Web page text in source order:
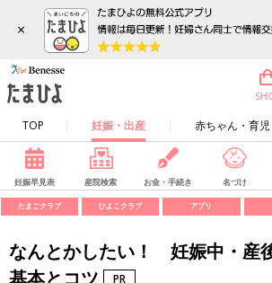
×
TOP 妊娠・出産 赤ちゃん・育児
妊娠早見表 産院検索 お金・手続き 名づけ
たまごクラブ ひよこクラブ アプリ
なんとかしたい！ 妊娠中・産
基本とコツ